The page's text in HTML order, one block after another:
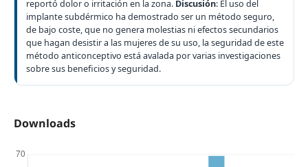
reportó dolor o irritación en la zona. Discusión: El uso del
implante subdérmico ha demostrado ser un método seguro,
de bajo coste, que no genera molestias ni efectos secundarios
que hagan desistir a las mujeres de su uso, la seguridad de este
método anticonceptivo está avalada por varias investigaciones
sobre sus beneficios y seguridad.
Downloads